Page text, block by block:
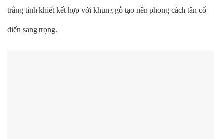
trắng tinh khiết kết hợp với khung gỗ tạo nên phong cách tân cổ
điển sang trọng.